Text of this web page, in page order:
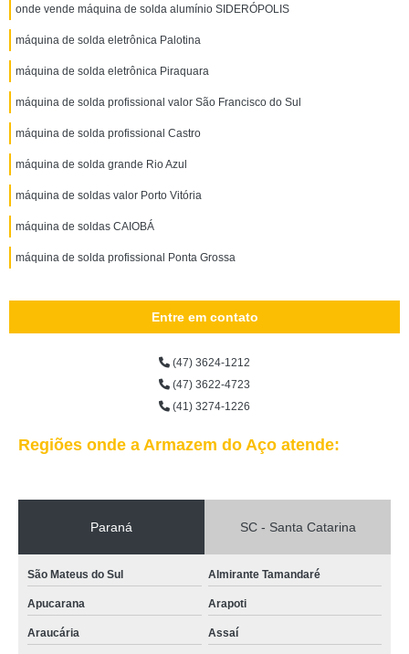
onde vende máquina de solda alumínio SIDERÓPOLIS
máquina de solda eletrônica Palotina
máquina de solda eletrônica Piraquara
máquina de solda profissional valor São Francisco do Sul
máquina de solda profissional Castro
máquina de solda grande Rio Azul
máquina de soldas valor Porto Vitória
máquina de soldas CAIOBÁ
máquina de solda profissional Ponta Grossa
Entre em contato
(47) 3624-1212
(47) 3622-4723
(41) 3274-1226
Regiões onde a Armazem do Aço atende:
Paraná SC - Santa Catarina
São Mateus do Sul Almirante Tamandaré
Apucarana Arapoti
Araucária Assaí